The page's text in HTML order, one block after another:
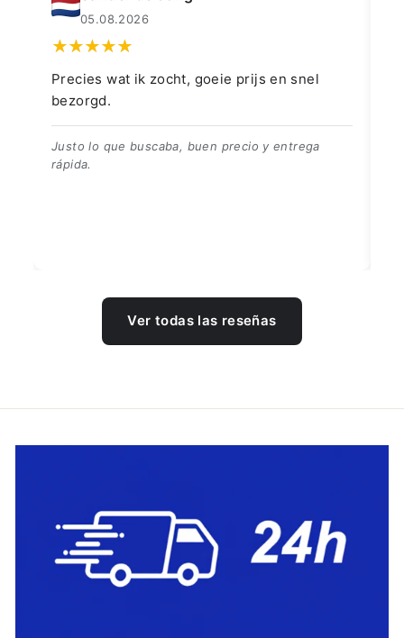
04.08.2026
👍👍👍👌
👍👍👍👌
Ver todas las reseñas